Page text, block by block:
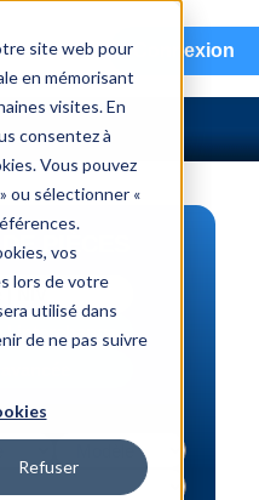
site web pour
en mémorisant
visites. En
consentez à
Vous pouvez
ou sélectionner «
vos
lors de votre
utilisé dans
de ne pas suivre
Refuser
Connexion
PIÈCES
| NIV
| interchange